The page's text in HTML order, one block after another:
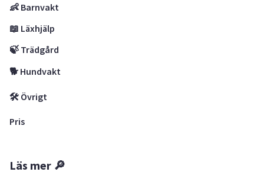
👶 Barnvakt
📖 Läxhjälp
🍃 Trädgård
🐕 Hundvakt
🛠 Övrigt
Pris
Läs mer 🔎